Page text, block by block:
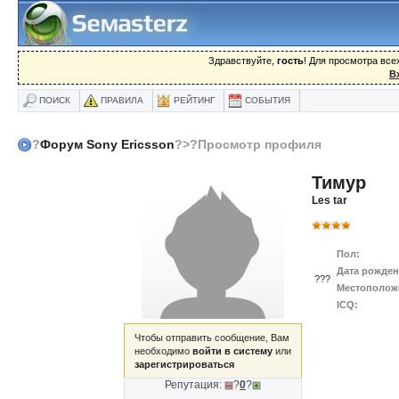
Здравствуйте, гость! Для просмотра
ПОИСК ПРАВИЛА РЕЙТИНГ СОБЫТИЯ
?Форум Sony Ericsson?>?Просмотр профиля
Чтобы отправить сообщение, Вам
необходимо войти в систему или
зарегистрироваться
Репутация: ?0?
Тимур
Les tar
???
Пол:
Дата
ICQ: